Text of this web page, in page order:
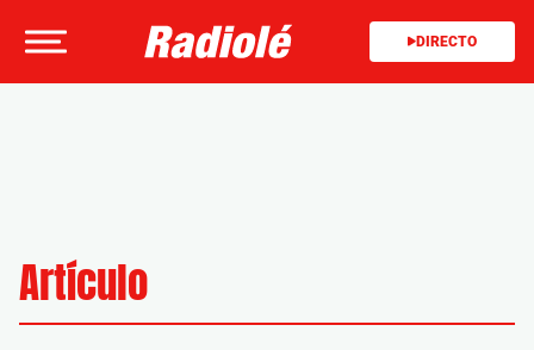
DIRECTO
Artículo